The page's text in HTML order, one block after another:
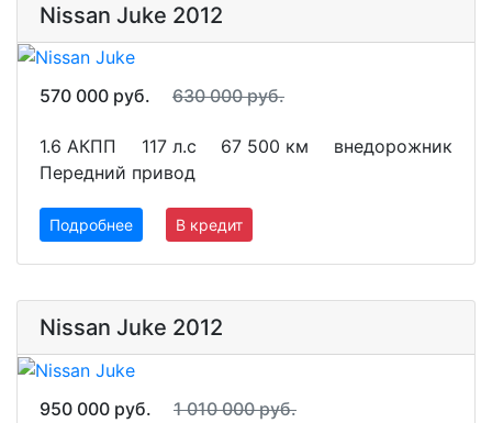
Nissan Juke 2012
570 000 руб. 630 000 руб.
1.6 АКПП 117 л.с 67 500 км
внедорожник
Передний привод
Подробнее В кредит
Nissan Juke 2012
950 000 руб. 1 010 000 руб.